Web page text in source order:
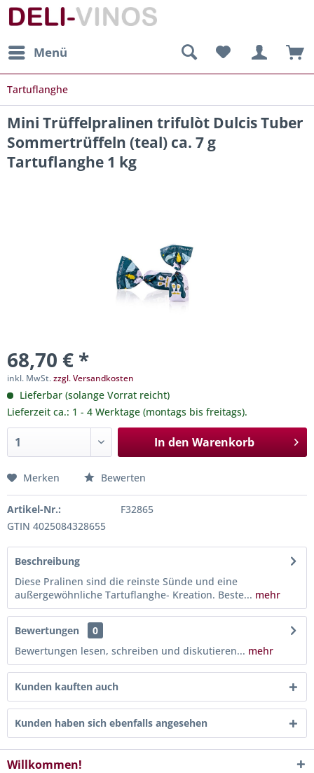
Menü
Tartuflanghe
Mini Trüffelpralinen trifulòt Dulcis Tuber
Sommertrüffeln (teal) ca. 7 g
Tartuflanghe 1 kg
68,70 € *
inkl. MwSt.zzgl. Versandkosten
Lieferbar (solange Vorrat reicht)
Lieferzeit ca.: 1 - 4 Werktage (montags bis freitags).
In den Warenkorb
Merken Bewerten
Artikel-Nr.:
F32865
GTIN 4025084328655
Beschreibung
Diese Pralinen sind die reinste Sünde und eine
außergewöhnliche Tartuflanghe- Kreation. Beste... mehr
Bewertungen
0
Bewertungen lesen, schreiben und diskutieren... mehr
Kunden kauften auch
Kunden haben sich ebenfalls angesehen
Willkommen!